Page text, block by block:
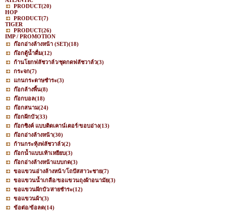
PRODUCT(20)
HOP
PRODUCT(7)
TIGER
PRODUCT(26)
IMP / PROMOTION
ก๊อกอ่างล้างหน้า (SET)(18)
ก๊อกตู้น้ำดื่ม(12)
ก้านโยกฟลัชวาล์ว/ชุดกดฟลัชวาล์ว(3)
กระจก(7)
แกนกระดาษชำระ(3)
ก๊อกล้างพื้น(8)
ก๊อกบอล(18)
ก๊อกสนาม(24)
ก๊อกฝักบัว(33)
ก๊อกซิงค์ แบบติดเคาน์เตอร์/ขอบอ่าง(13)
ก๊อกอ่างล้างหน้า(30)
ก้านกระทุ้งฟลัชวาล์ว(2)
ก๊อกน้ำแบบเท้าเหยียบ(3)
ก๊อกอ่างล้างหน้าแบบกด(3)
ขอแขวนอ่างล้างหน้า/โถปัสสาวะชาย(7)
ขอแขวนน้ำเกลือ/ขอแขวนถุงผ้าอนามัย(3)
ขอแขวนฝักบัว/สายชำระ(12)
ขอแขวนผ้า(3)
ข้อต่อ/ข้อลด(14)